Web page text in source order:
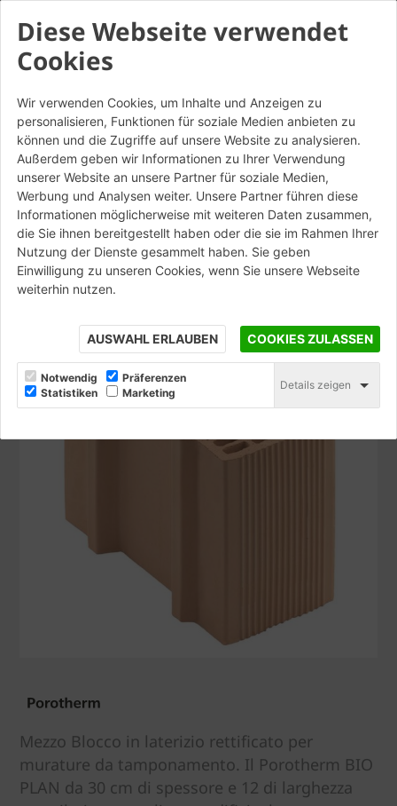
Diese Webseite verwendet
Cookies
Wir verwenden Cookies, um Inhalte und Anzeigen zu
personalisieren, Funktionen für soziale Medien anbieten zu
können und die Zugriffe auf unsere Website zu analysieren.
Außerdem geben wir Informationen zu Ihrer Verwendung
unserer Website an unsere Partner für soziale Medien,
Werbung und Analysen weiter. Unsere Partner führen diese
Informationen möglicherweise mit weiteren Daten zusammen,
die Sie ihnen bereitgestellt haben oder die sie im Rahmen Ihrer
Nutzung der Dienste gesammelt haben. Sie geben
Einwilligung zu unseren Cookies, wenn Sie unsere Webseite
weiterhin nutzen.
AUSWAHL ERLAUBEN COOKIES ZULASSEN
Notwendig
Präferenzen
Statistiken
Marketing
Details zeigen
Porotherm BIO PLAN 30-
12/19,9 P mezzo - GAT
STAMPA
Mezzo Blocco in laterizio rettificato per
murature da tamponamento. Il Porotherm BIO
PLAN da 30 cm di spessore e 12 di larghezza